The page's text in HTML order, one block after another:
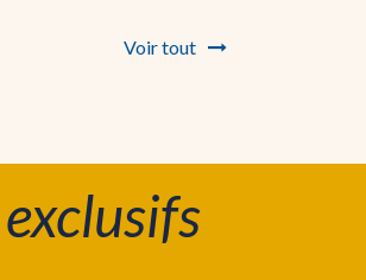
Voir tout